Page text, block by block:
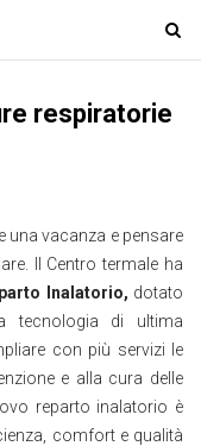
T
o
g
a
v
i
g
a
t
i
o
respiratorie
una vacanza e pensare
Il Centro termale ha
Inalatorio, dotato
tecnologia di ultima
con più servizi le
e alla cura delle
reparto inalatorio è
comfort e qualità